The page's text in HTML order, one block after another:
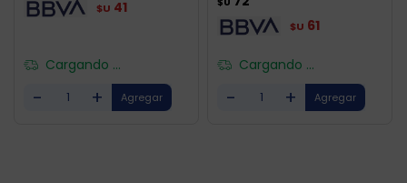
$U 41
Cargando ...
- +
$U 61
Cargando ...
- +